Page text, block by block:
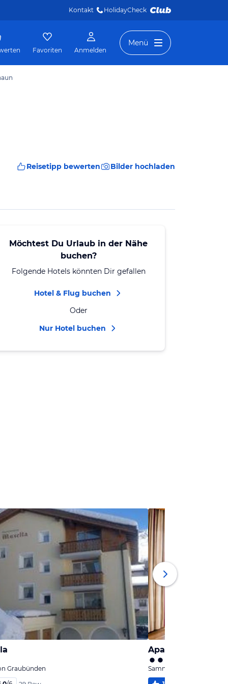
Kontakt HolidayCheck
Favoriten Anmelden
Menü
Reisetipp bewerten Bilder hochladen
Möchtest Du Urlaub in der Nähe
buchen?
Folgende Hotels könnten Dir gefallen
Hotel & Flug buchen
Oder
Nur Hotel buchen
Graubünden
Apartment
Samnaun, Kanton